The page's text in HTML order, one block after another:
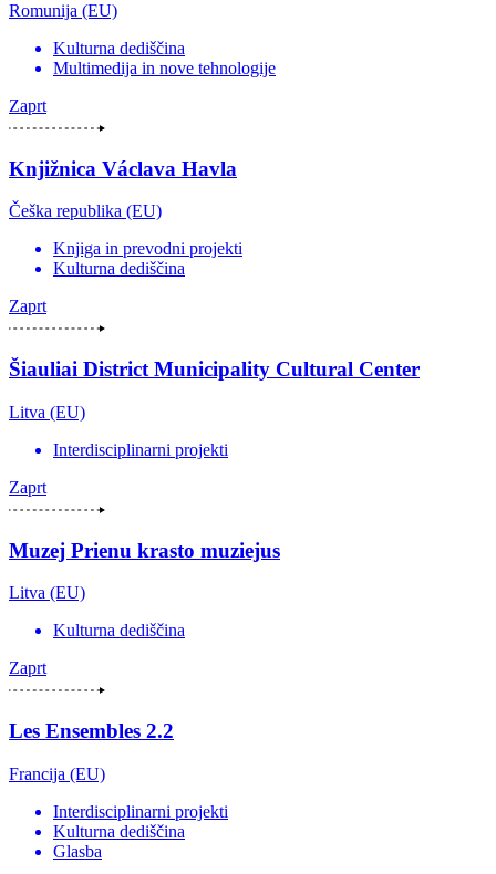
Romunija (EU)
Kulturna dediščina
Multimedija in nove tehnologije
Zaprt
Knjižnica Václava Havla
Češka republika (EU)
Knjiga in prevodni projekti
Kulturna dediščina
Zaprt
Šiauliai District Municipality Cultural Center
Litva (EU)
Interdisciplinarni projekti
Zaprt
Muzej Prienu krasto muziejus
Litva (EU)
Kulturna dediščina
Zaprt
Les Ensembles 2.2
Francija (EU)
Interdisciplinarni projekti
Kulturna dediščina
Glasba